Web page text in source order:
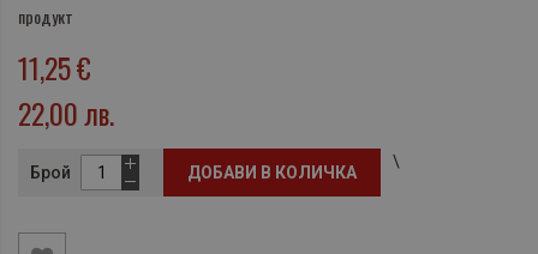
продукт
11,25 €
22,00 лв.
Брой ДОБАВИ В КОЛИЧКА
\